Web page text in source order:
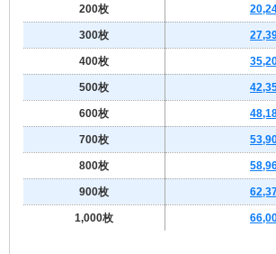
200枚
300枚
400枚
500枚
600枚
700枚
800枚
900枚
1,000枚